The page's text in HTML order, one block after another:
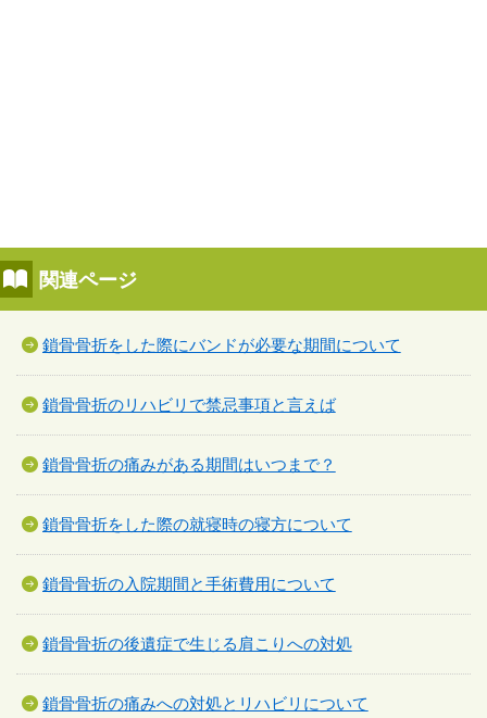
関連ページ
鎖骨骨折をした際にバンドが必要な期間について
鎖骨骨折のリハビリで禁忌事項と言えば
鎖骨骨折の痛みがある期間はいつまで？
鎖骨骨折をした際の就寝時の寝方について
鎖骨骨折の入院期間と手術費用について
鎖骨骨折の後遺症で生じる肩こりへの対処
鎖骨骨折の痛みへの対処とリハビリについて